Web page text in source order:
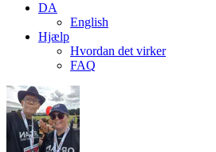
DA
English
Hjælp
Hvordan det virker
FAQ